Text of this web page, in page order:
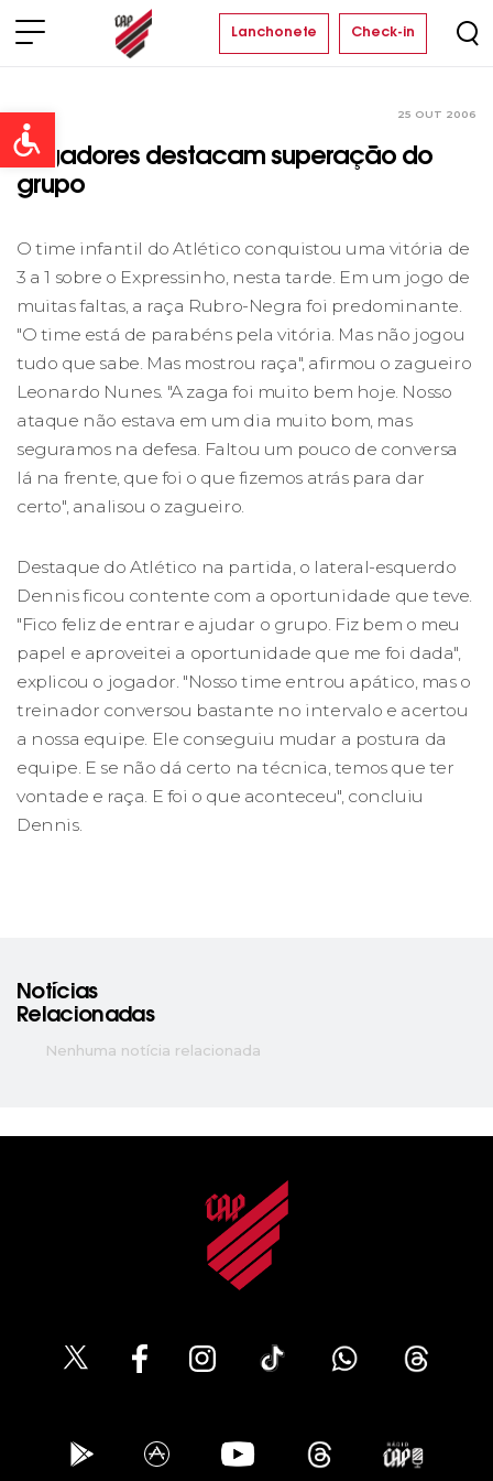
Open toolbar
Lanchonete Check-in
25 OUT 2006
Jogadores destacam superação do
grupo
O time infantil do Atlético conquistou uma vitória de
3 a 1 sobre o Expressinho, nesta tarde. Em um jogo de
muitas faltas, a raça Rubro-Negra foi predominante.
"O time está de parabéns pela vitória. Mas não jogou
tudo que sabe. Mas mostrou raça", afirmou o zagueiro
Leonardo Nunes. "A zaga foi muito bem hoje. Nosso
ataque não estava em um dia muito bom, mas
seguramos na defesa. Faltou um pouco de conversa
lá na frente, que foi o que fizemos atrás para dar
certo", analisou o zagueiro.
Destaque do Atlético na partida, o lateral-esquerdo
Dennis ficou contente com a oportunidade que teve.
"Fico feliz de entrar e ajudar o grupo. Fiz bem o meu
papel e aproveitei a oportunidade que me foi dada",
explicou o jogador. "Nosso time entrou apático, mas o
treinador conversou bastante no intervalo e acertou
a nossa equipe. Ele conseguiu mudar a postura da
equipe. E se não dá certo na técnica, temos que ter
vontade e raça. E foi o que aconteceu", concluiu
Dennis.
Notícias
Relacionadas
Nenhuma notícia relacionada